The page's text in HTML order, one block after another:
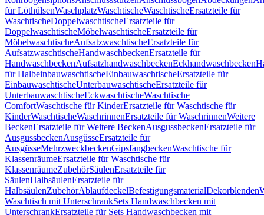
für LöthülsenWaschplatzWaschtischeWaschtischeErsatzteile für
WaschtischeDoppelwaschtischeErsatzteile für
DoppelwaschtischeMöbelwaschtischeErsatzteile für
MöbelwaschtischeAufsatzwaschtischeErsatzteile für
AufsatzwaschtischeHandwaschbeckenErsatzteile für
HandwaschbeckenAufsatzhandwaschbeckenEckhandwaschbecken
für HalbeinbauwaschtischeEinbauwaschtischeErsatzteile für
EinbauwaschtischeUnterbauwaschtischeErsatzteile für
UnterbauwaschtischeEckwaschtischeWaschtische
ComfortWaschtische für KinderErsatzteile für Waschtische für
KinderWaschtischeWaschrinnenErsatzteile für WaschrinnenWeitere
BeckenErsatzteile für Weitere BeckenAusgussbeckenErsatzteile für
AusgussbeckenAusgüsseErsatzteile für
AusgüsseMehrzweckbeckenGipsfangbeckenWaschtische für
KlassenräumeErsatzteile für Waschtische für
KlassenräumeZubehörSäulenErsatzteile für
SäulenHalbsäulenErsatzteile für
HalbsäulenZubehörAblaufdeckelBefestigungsmaterialDekorblenden
Waschtisch mit UnterschrankSets Handwaschbecken mit
UnterschrankErsatzteile für Sets Handwaschbecken mit